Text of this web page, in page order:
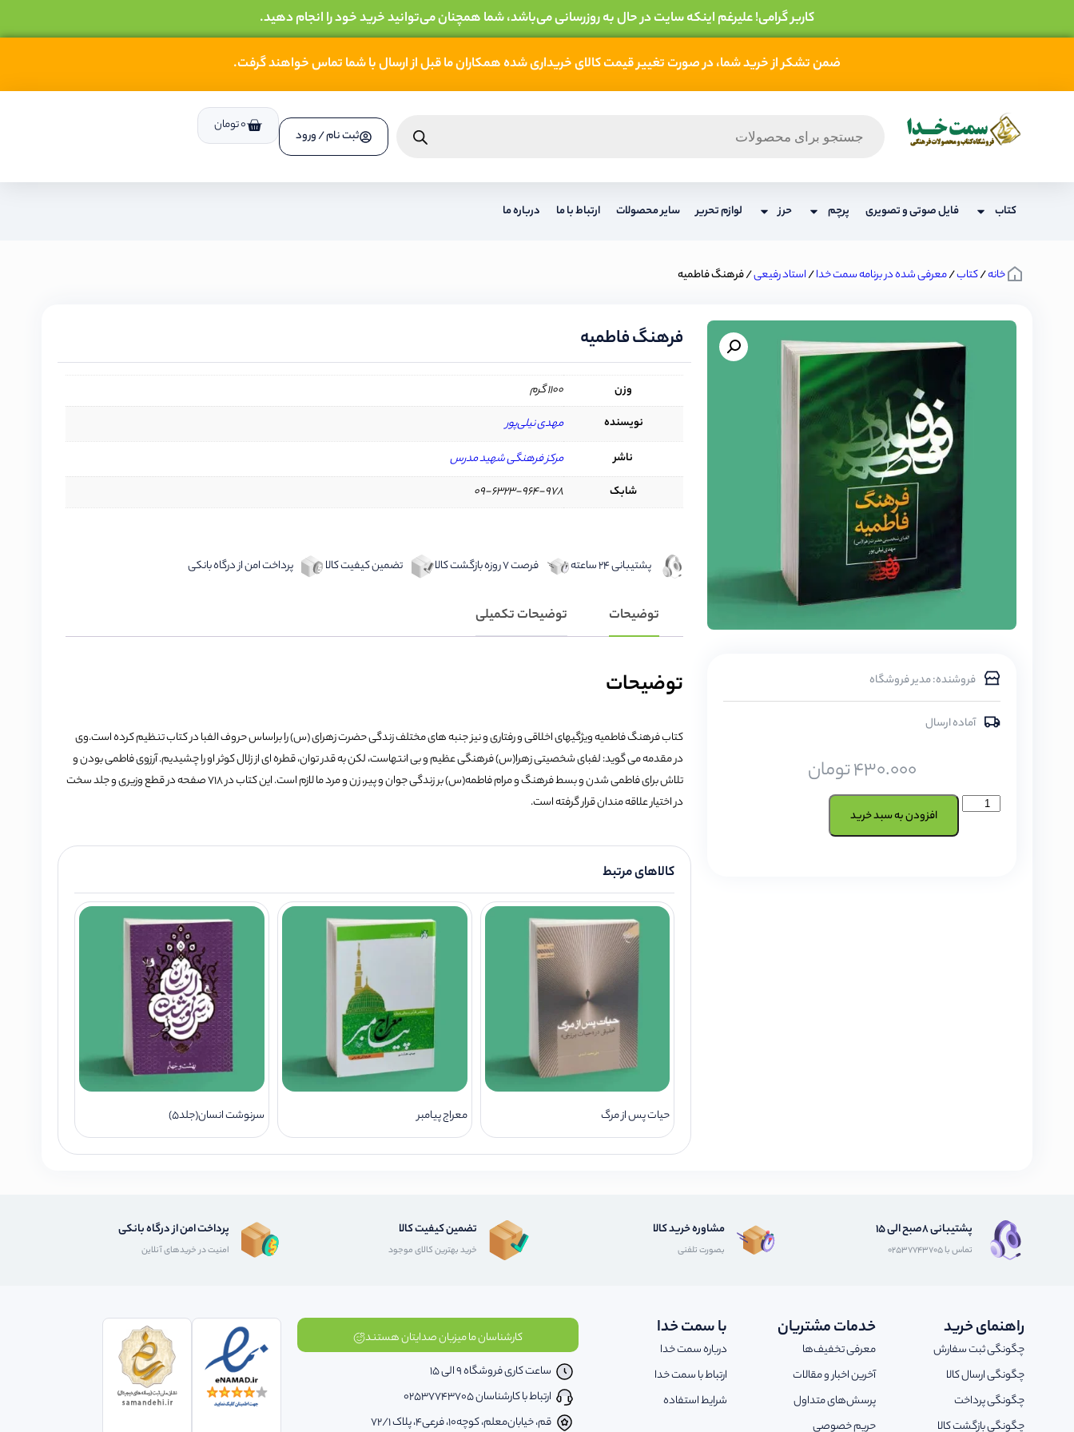
کاربر گرامی! علیرغم اینکه سایت در حال به روزرسانی می‌باشد، شما همچنان می‌توانید خرید خود را انجام دهید.
ضمن تشکر از خرید شما، در صورت تغییر قیمت کالای خریداری شده همکاران ما قبل از ارسال با شما تماس خواهند گرفت.
ثبت نام / ورود
0تومان
کتاب فایل صوتی و تصویری پرچم حرز لوازم تحریر سایر محصولات ارتباط با ما درباره ما
خانه/کتاب/معرفی شده در برنامه سمت خدا/استاد رفیعی/ فرهنگ فاطمیه
فروشنده: مدیر فروشگاه
آماده ارسال
430.000تومان
افزودن به سبد خرید
فرهنگ فاطمیه
وزن
1100 گرم
نویسنده
مهدی نیلی‌پور
ناشر
مرکز فرهنگی شهید مدرس
شابک
09-6323-964-978
پشتیبانی 24 ساعته فرصت 7 روزه بازگشت کالا تضمین کیفیت کالا پرداخت امن از درگاه بانکی
توضیحات توضیحات تکمیلی
توضیحات
کتاب فرهنگ فاطمیه ویژگیهای اخلاقی و رفتاری و نیز جنبه های مختلف زندگی حضرت زهرای (س) را براساس حروف الفبا در کتاب تنظیم کرده است.وی
در مقدمه می گوید: لفبای شخصیتی زهرا(س) فرهنگی عظیم و بی انتهاست، لکن به قدر توان، قطره ای از زلال کوثر او را چشیدیم. آرزوی فاطمی بودن و
تلاش برای فاطمی شدن و بسط فرهنگ و مرام فاطمه(س) بر زندگی جوان و پیر، زن و مرد ما لازم است. این کتاب در 718 صفحه در قطع وزیری و جلد سخت
در اختیار علاقه مندان قرار گرفته است.
کالاهای مرتبط
حیات پس از مرگ معراج پیامبر سرنوشت انسان(جلد5)
پشتیبانی 8صبح الی 15
تماس با 02537743705
مشاوره خرید کالا
بصورت تلفنی
تضمین کیفیت کالا
خرید بهترین کالای موجود
پرداخت امن از درگاه بانکی
امنیت در خریدهای آنلاین
راهنمای خرید
چگونگی ثبت سفارش
چگونگی ارسال کالا
چگونگی پرداخت
چگونگی بازگشت کالا
خدمات مشتریان
معرفی تخفیف‌ها
آخرین اخبار و مقالات
پرسش‌های متداول
حریم خصوصی
با سمت خدا
درباره سمت خدا
ارتباط با سمت خدا
شرایط استفاده
کارشناسان ما میزبان صدایتان هستند
ساعت کاری فروشگاه 9 الی 15
ارتباط با کارشناسان 02537743705
قم، خیابان‌معلم، کوچه‌10، فرعی‌4، پلاک ‌72/1